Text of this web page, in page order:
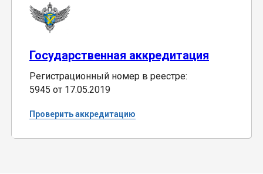
Государственная аккредитация
Регистрационный номер в реестре:
5945 от 17.05.2019
Проверить аккредитацию